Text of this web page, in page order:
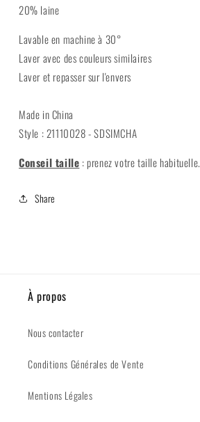
20% laine
Lavable en machine à 30°
Laver avec des couleurs similaires
Laver et repasser sur l'envers
Made in China
Style : 21110028 - SDSIMCHA
Conseil taille :prenez votre taille habituelle.
Share
À propos
Nous contacter
Conditions Générales de Vente
Mentions Légales